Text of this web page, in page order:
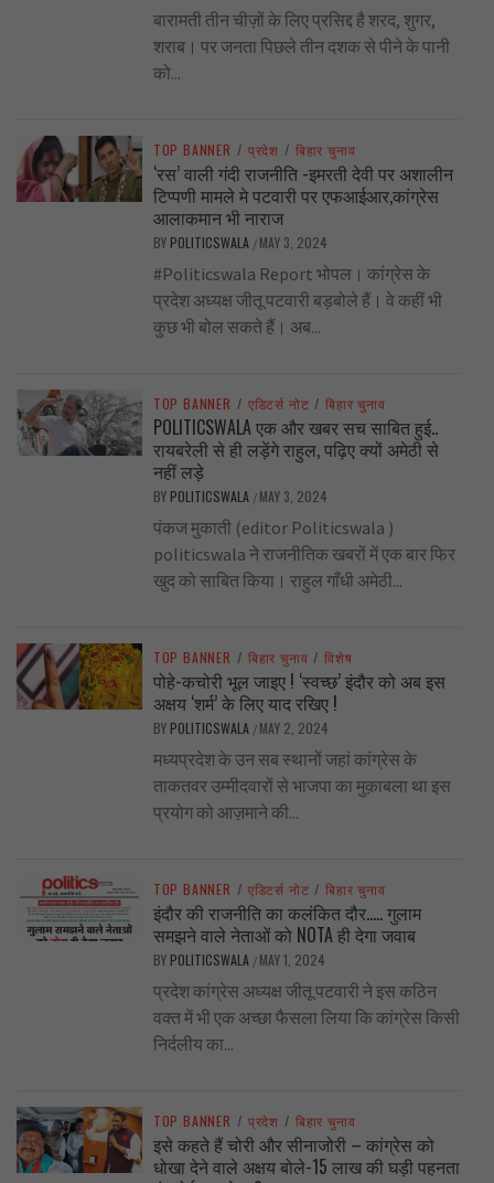
बारामती तीन चीज़ों के लिए प्रसिद्द है शरद, शुगर,
शराब। पर जनता पिछले तीन दशक से पीने के पानी
को...
TOP BANNER / प्रदेश / बिहार चुनाव
‘रस’ वाली गंदी राजनीति -इमरती देवी पर अशालीन
टिप्पणी मामले मे पटवारी पर एफआईआर,कांग्रेस
आलाकमान भी नाराज
BY POLITICSWALA / MAY 3, 2024
#Politicswala Report भोपल। कांग्रेस के
प्रदेश अध्यक्ष जीतू पटवारी बड़बोले हैं। वे कहीं भी
कुछ भी बोल सकते हैं। अब...
TOP BANNER / एडिटर्स नोट / बिहार चुनाव
POLITICSWALA एक और खबर सच साबित हुई..
रायबरेली से ही लड़ेंगे राहुल, पढ़िए क्यों अमेठी से
नहीं लड़े
BY POLITICSWALA / MAY 3, 2024
पंकज मुकाती (editor Politicswala )
politicswala ने राजनीतिक खबरों में एक बार फिर
खुद को साबित किया। राहुल गाँधी अमेठी...
TOP BANNER / बिहार चुनाव / विशेष
पोहे-कचोरी भूल जाइए ! ‘स्वच्छ’ इंदौर को अब इस
अक्षय ‘शर्म’ के लिए याद रखिए !
BY POLITICSWALA / MAY 2, 2024
मध्यप्रदेश के उन सब स्थानों जहां कांग्रेस के
ताकतवर उम्मीदवारों से भाजपा का मुक़ाबला था इस
प्रयोग को आज़माने की...
TOP BANNER / एडिटर्स नोट / बिहार चुनाव
इंदौर की राजनीति का कलंकित दौर….. गुलाम
समझने वाले नेताओं को NOTA ही देगा जवाब
BY POLITICSWALA / MAY 1, 2024
प्रदेश कांग्रेस अध्यक्ष जीतू पटवारी ने इस कठिन
वक्त में भी एक अच्छा फैसला लिया कि कांग्रेस किसी
निर्दलीय का...
TOP BANNER / प्रदेश / बिहार चुनाव
इसे कहते हैं चोरी और सीनाजोरी – कांग्रेस को
धोखा देने वाले अक्षय बोले-15 लाख की घड़ी पहनता